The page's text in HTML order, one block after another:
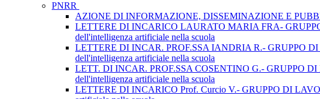
PNRR
AZIONE DI INFORMAZIONE, DISSEMINAZIONE E
LETTERE DI INCARICO LAURATO MARIA FRA-
dell'intelligenza artificiale nella scuola
LETTERE DI INCAR. PROF.SSA IANDRIA R.- GRUPPO DI
dell'intelligenza artificiale nella scuola
LETT. DI INCAR. PROF.SSA COSENTINO G.- GRUPPO DI
dell'intelligenza artificiale nella scuola
LETTERE DI INCARICO Prof. Curcio V.- GRUPPO DI